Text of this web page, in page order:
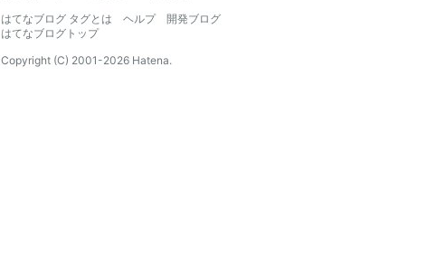
はてなブログ タグとは
ヘルプ
開発ブログ
はてなブログトップ
Copyright (C) 2001-2026 Hatena.